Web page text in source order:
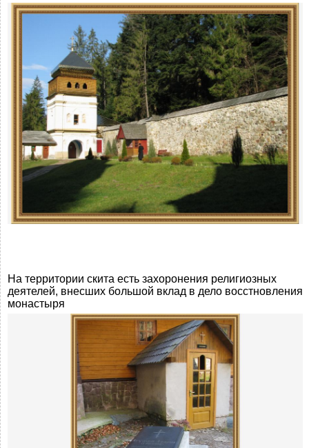
На территории скита есть захоронения религиозных
деятелей, внесших большой вклад в дело восстновления
монастыря